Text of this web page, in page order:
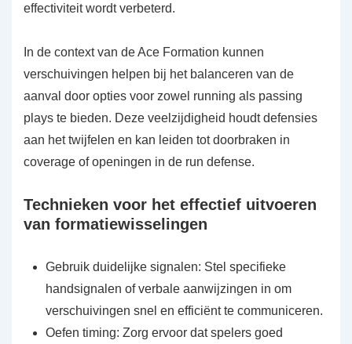
effectiviteit wordt verbeterd.
In de context van de Ace Formation kunnen
verschuivingen helpen bij het balanceren van de
aanval door opties voor zowel running als passing
plays te bieden. Deze veelzijdigheid houdt defensies
aan het twijfelen en kan leiden tot doorbraken in
coverage of openingen in de run defense.
Technieken voor het effectief uitvoeren
van formatiewisselingen
Gebruik duidelijke signalen: Stel specifieke
handsignalen of verbale aanwijzingen in om
verschuivingen snel en efficiënt te communiceren.
Oefen timing: Zorg ervoor dat spelers goed